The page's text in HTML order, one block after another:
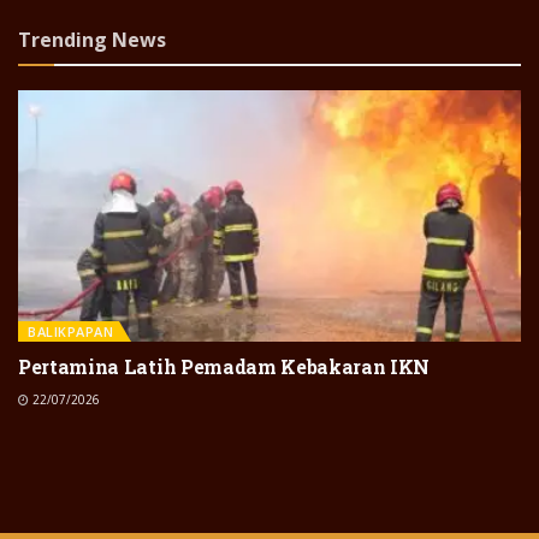
Trending News
BALIKPAPAN
Pertamina Latih Pemadam Kebakaran IKN
22/07/2026